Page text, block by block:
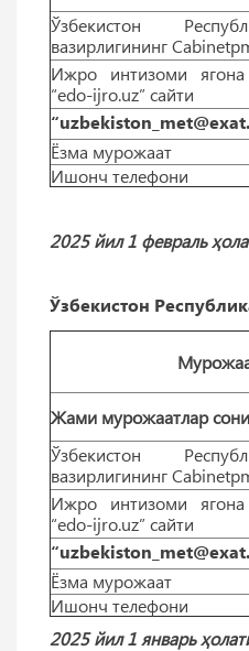
Ўзбекистон
вазирлигининг
Ижро интизоми ягона
“edo-ijro.uz” сайти
Ёзма мурожаат
Ишонч телефони
2025 йил 1 февраль
Ўзбекистон
Жами мурожаатлар
Ўзбекистон
вазирлигининг
Ижро интизоми ягона
“edo-ijro.uz” сайти
Ёзма мурожаат
Ишонч телефони
2025 йил 1 январь